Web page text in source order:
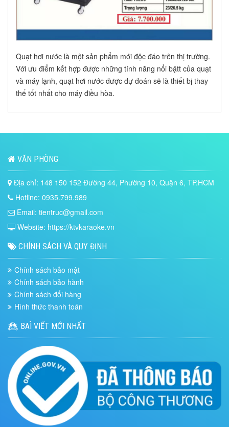
Quạt hơi nước là một sản phẩm mới độc đáo trên thị trường.
Với ưu điểm kết hợp được những tính năng nổi bậtt của quạt
và máy lạnh, quạt hơi nước được dự đoán sẽ là thiết bị thay
thế tốt nhất cho máy điều hòa.
VĂN PHÒNG
Địa chỉ: 148 150 152 Đường 44, Phường 10, Quận 6, TP.HCM
Hotline: 0935.799.989
Email: tientruc@gmail.com
Website: https://ktvkaraoke.vn
CHÍNH SÁCH VÀ QUY ĐỊNH
Chính sách bảo mật
Chính sách bảo hành
Chính sách đổi hàng
Hình thức thanh toán
BAÌ VIẾT MỚI NHẤT